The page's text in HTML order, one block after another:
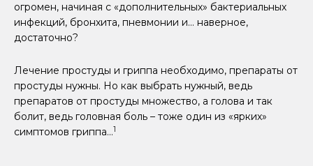
огромен, начиная с «дополнительных» бактериальных
инфекций, бронхита, пневмонии и… наверное,
достаточно?
Лечение простуды и гриппа необходимо, препараты от
простуды нужны. Но как выбрать нужный, ведь
препаратов от простуды множество, а голова и так
болит, ведь головная боль – тоже один из «ярких»
симптомов гриппа…1